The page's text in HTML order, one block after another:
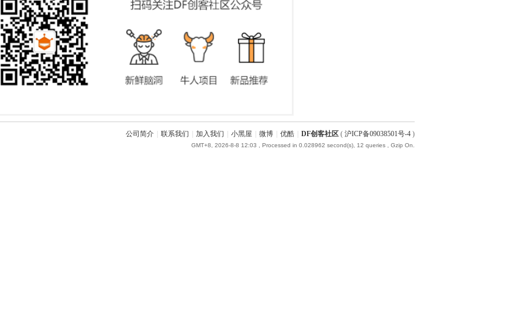
公司简介 联系我们 加入我们 小黑屋 微博 优酷 DF创客社区 ( 沪ICP备09038501号-4 )
GMT+8, 2026-8-8 12:03 , Processed in 0.028962 second(s), 12 queries , Gzip On.